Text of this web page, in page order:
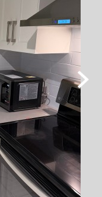
Next